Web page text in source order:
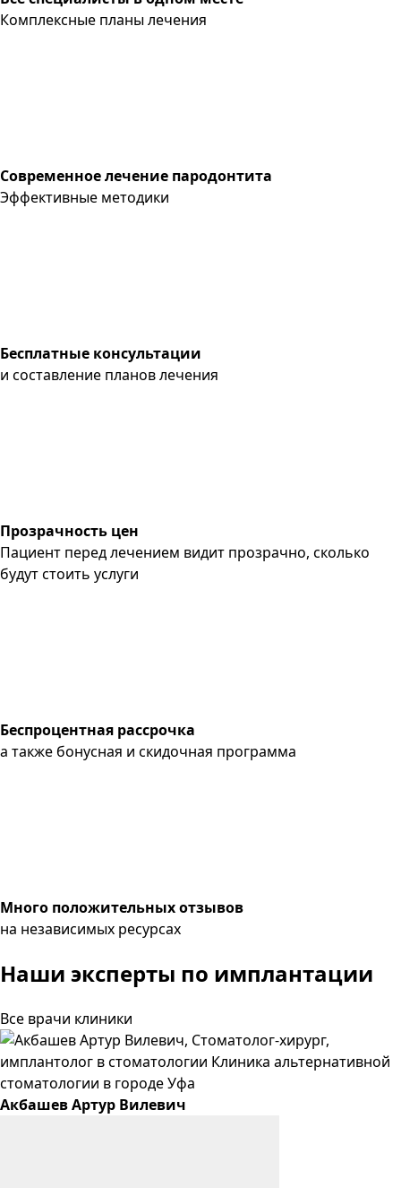
Комплексные планы лечения
Современное лечение пародонтита
Эффективные методики
Бесплатные консультации
и составление планов лечения
Прозрачность цен
Пациент перед лечением видит прозрачно, сколько
будут стоить услуги
Беспроцентная рассрочка
а также бонусная и скидочная программа
Много положительных отзывов
на независимых ресурсах
Наши эксперты по имплантации
Все врачи клиники
АкбашевАртур Вилевич